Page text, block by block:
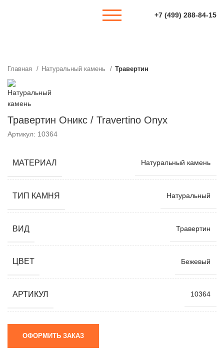
+7 (499) 288-84-15
Главная Натуральный камень Травертин
Травертин Оникс / Travertino Onyx
Артикул: 10364
МАТЕРИАЛ Натуральный камень
ТИП КАМНЯ Натуральный
ВИД Травертин
ЦВЕТ Бежевый
АРТИКУЛ 10364
ОФОРМИТЬ ЗАКАЗ